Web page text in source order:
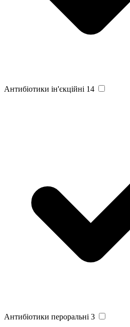
Антибіотики ін'єкційні 14
Антибіотики пероральні 3